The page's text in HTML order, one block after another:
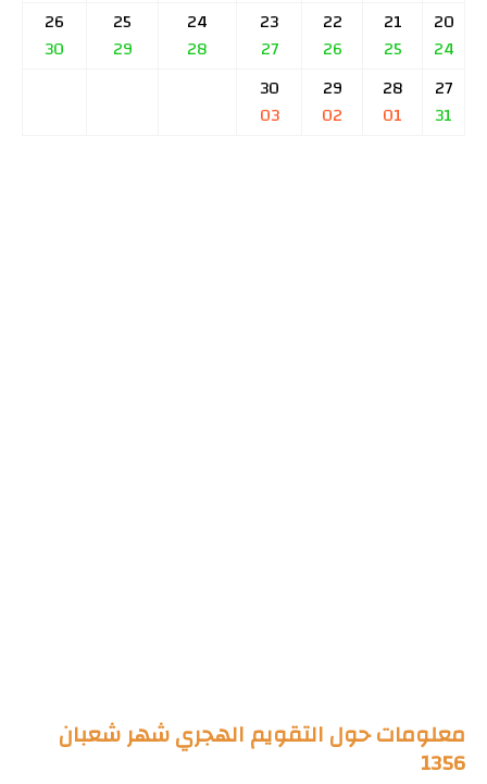
20
24
21
25
22
26
23
27
24
28
25
29
26
30
27
31
28
01
29
02
30
03
معلومات حول التقويم الهجري شهر شعبان
1356